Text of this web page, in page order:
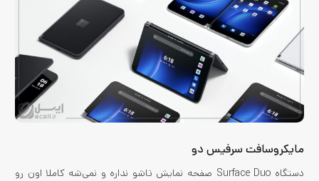
مایکروسافت سرفیس دو
دستگاه Surface Duo صفحه نمایش تاشو نداره و نمی‌شه کاملا اون رو